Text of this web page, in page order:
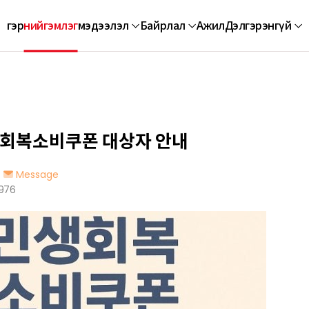
гэрнийгэмлэгмэдээлэл Байрлал АжилДэлгэрэнгүй
복소비쿠폰 대상자 안내
Message